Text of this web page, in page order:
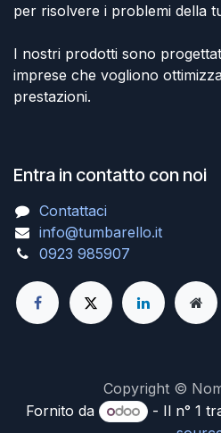
per risolvere i problemi della
I nostri prodotti sono
imprese che vogliono
prestazioni.
Entra in contatto con noi
Contattaci
info@tumbarello.it
0923 985907
Copyright ©
Fornito da
- Il n° 1